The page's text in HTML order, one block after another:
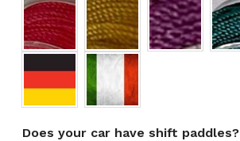
Does your car have shift paddles?